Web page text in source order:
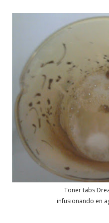
Toner tabs
infusionando en